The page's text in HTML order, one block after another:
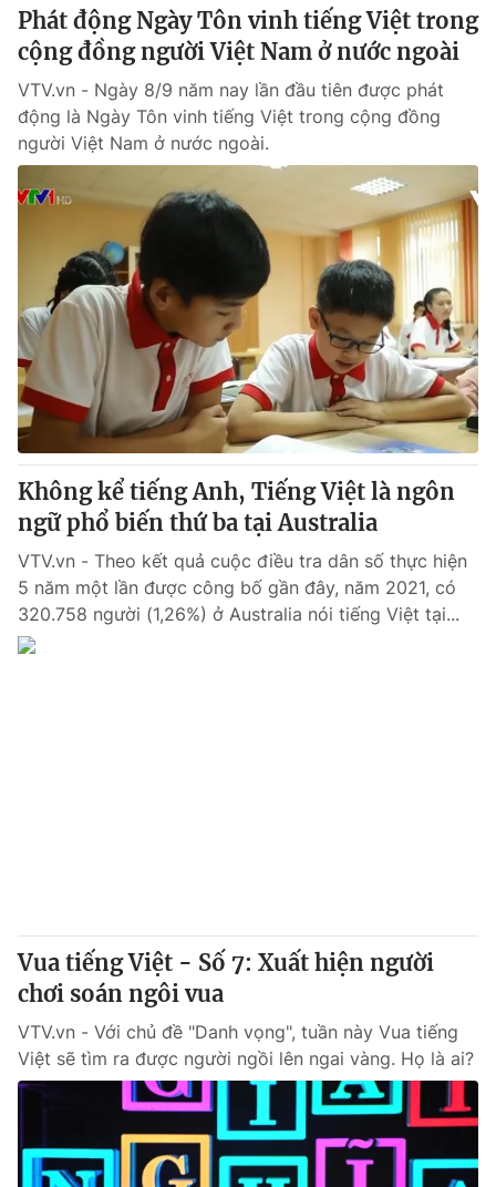
Phát động Ngày Tôn vinh tiếng Việt trong
cộng đồng người Việt Nam ở nước ngoài
VTV.vn - Ngày 8/9 năm nay lần đầu tiên được phát
động là Ngày Tôn vinh tiếng Việt trong cộng đồng
người Việt Nam ở nước ngoài.
Không kể tiếng Anh, Tiếng Việt là ngôn
ngữ phổ biến thứ ba tại Australia
VTV.vn - Theo kết quả cuộc điều tra dân số thực hiện
5 năm một lần được công bố gần đây, năm 2021, có
320.758 người (1,26%) ở Australia nói tiếng Việt tại...
Vua tiếng Việt - Số 7: Xuất hiện người
chơi soán ngôi vua
VTV.vn - Với chủ đề "Danh vọng", tuần này Vua tiếng
Việt sẽ tìm ra được người ngồi lên ngai vàng. Họ là ai?